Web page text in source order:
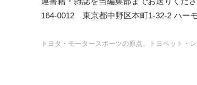
164-0012 東京都中野区本町1-32-2 ハー
トヨタ・モータースポーツの原点、トヨペット・